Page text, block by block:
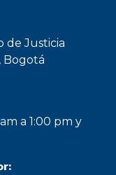
de Justicia
Bogotá
a 1:00 pm y